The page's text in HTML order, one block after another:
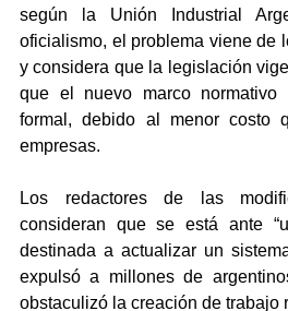
según la Unión Industrial
oficialismo, el problema viene de
y considera que la legislación
que el nuevo marco normativo
formal, debido al menor costo
empresas.
Los redactores de las
consideran que se está ante
destinada a actualizar un
expulsó a millones de
obstaculizó la creación de trabajo